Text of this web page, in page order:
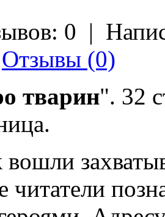
0 |
Отзывы (0)
тварин". 32
вошли
читатели